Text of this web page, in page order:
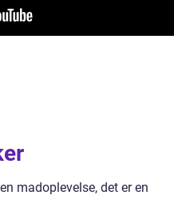
madoplevelse, det er en